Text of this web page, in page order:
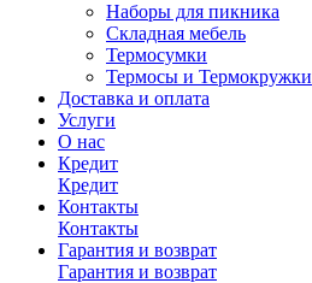
Наборы для пикника
Складная мебель
Термосумки
Термосы и Термокружки
Доставка и оплата
Услуги
О нас
Кредит
Кредит
Контакты
Контакты
Гарантия и возврат
Гарантия и возврат